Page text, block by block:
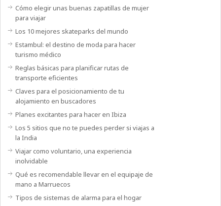
Cómo elegir unas buenas zapatillas de mujer
para viajar
Los 10 mejores skateparks del mundo
Estambul: el destino de moda para hacer
turismo médico
Reglas básicas para planificar rutas de
transporte eficientes
Claves para el posicionamiento de tu
alojamiento en buscadores
Planes excitantes para hacer en Ibiza
Los 5 sitios que no te puedes perder si viajas a
la India
Viajar como voluntario, una experiencia
inolvidable
Qué es recomendable llevar en el equipaje de
mano a Marruecos
Tipos de sistemas de alarma para el hogar